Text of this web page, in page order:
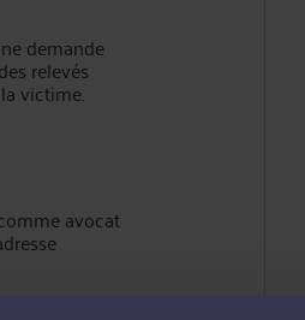
demande
relevés
victime.
avocat
clairement :